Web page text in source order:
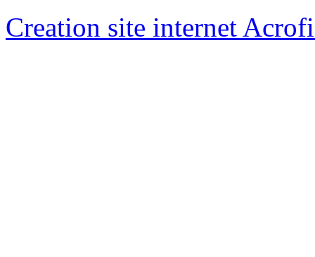
Creation site internet